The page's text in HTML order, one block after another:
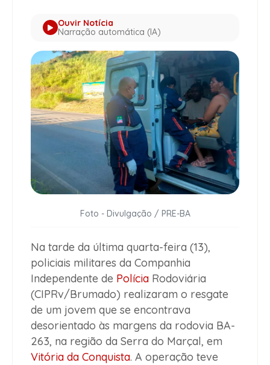
Ouvir Notícia
Narração automática (IA)
Foto - Divulgação / PRE-BA
Na tarde da última quarta-feira (13),
policiais militares da Companhia
Independente de Polícia Rodoviária
(CIPRv/Brumado) realizaram o resgate
de um jovem que se encontrava
desorientado às margens da rodovia BA-
263, na região da Serra do Marçal, em
Vitória da Conquista. A operação teve